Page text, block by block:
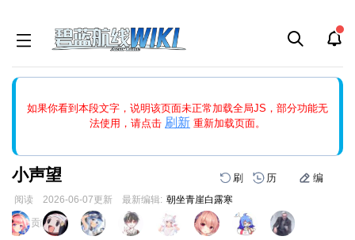
如果你看到本段文字，说明该页面未正常加载全局JS，部分功能无
法使用，请点击 刷新 重新加载页面。
能中的刷新按钮清除页面缓存并刷新，如果还有问题，请多尝试几
小声望 刷 历 编
阅读 2026-06-07更新 最新编辑: 朝坐青崖白露寒
跳
到
跳
到
页面贡献者 :